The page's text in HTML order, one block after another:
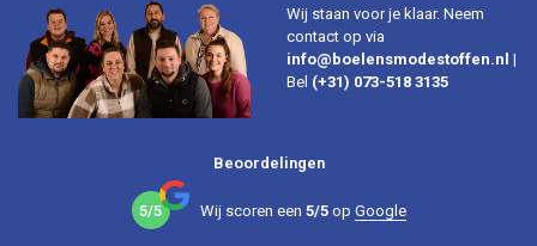
Wij staan voor je klaar. Neem
contact op via
info@boelensmodestoffen.nl |
Bel (+31) 073-518 3135
Beoordelingen
5/5 Wij scoren een 5/5op Google